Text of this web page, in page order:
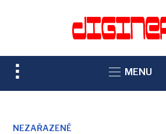
TOGGLE
SIDEBAR
NAVIGATION
MENU
NEZAŘAZENÉ